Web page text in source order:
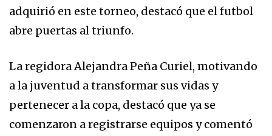
adquirió en este torneo, destacó que el futbol
abre puertas al triunfo.
La regidora Alejandra Peña Curiel, motivando
a la juventud a transformar sus vidas y
pertenecer a la copa, destacó que ya se
comenzaron a registrarse equipos y comentó